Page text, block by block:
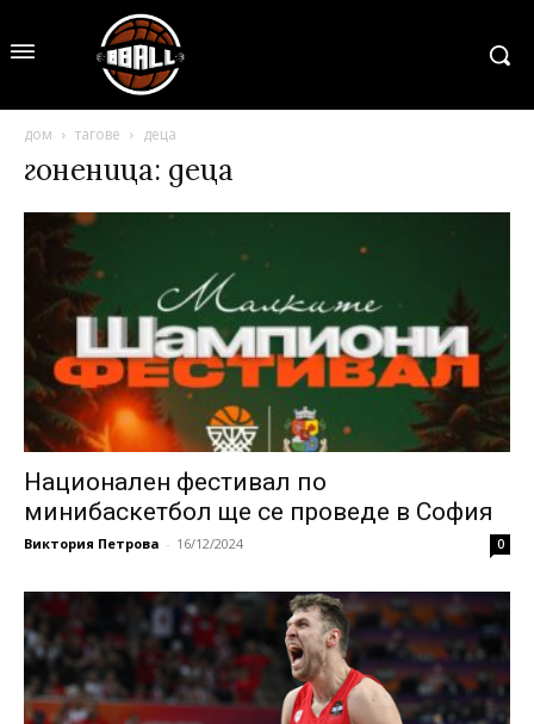
дом тагове деца
гоненица: деца
Национален фестивал по
минибаскетбол ще се проведе в София
Виктория Петрова - 16/12/2024 0